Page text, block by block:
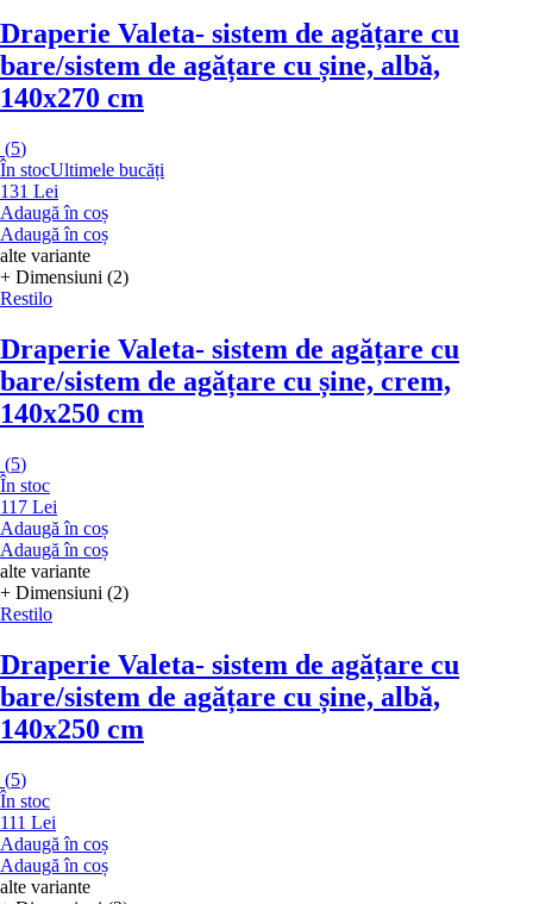
Draperie Valeta- sistem de agățare cu
bare/sistem de agățare cu șine, albă,
140x270 cm
(5)
În stocUltimele bucăți
131 Lei
Adaugă în coș
Adaugă în coș
alte variante
+ Dimensiuni (2)
Restilo
Draperie Valeta- sistem de agățare cu
bare/sistem de agățare cu șine, crem,
140x250 cm
(5)
În stoc
117 Lei
Adaugă în coș
Adaugă în coș
alte variante
+ Dimensiuni (2)
Restilo
Draperie Valeta- sistem de agățare cu
bare/sistem de agățare cu șine, albă,
140x250 cm
(5)
În stoc
111 Lei
Adaugă în coș
Adaugă în coș
alte variante